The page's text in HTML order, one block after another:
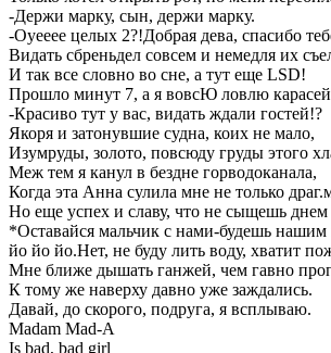
-Держи марку, сын, держи марку.
-Оуееее целых 2?!Добрая дева, спасибо
Видать сбреньдел совсем и немедля их
И так все словно во сне, а тут еще LSD!
Прошло минут 7, а я вовсЮ ловлю
-Красиво тут у вас, видать ждали гостей!?
Якоря и затонувшие судна, коих не мало,
Изумруды, золото, повсюду груды этого
Меж тем я канул в бездне горводоканала,
Когда эта Анна сулила мне не только
Но еще успех и славу, что не сыщешь днем
*Оставайся мальчик с нами-будешь нашим
йо йо йо.Нет, не буду лить воду, хватит
Мне ближе дышать ганжей, чем гавно
К тому же наверху давно уже заждались.
Давай, до скорого, подруга, я всплываю.
Madam Mad-A
Is bad, bad girl